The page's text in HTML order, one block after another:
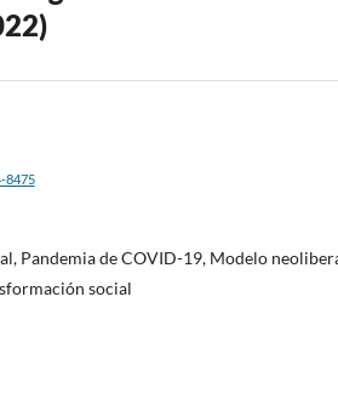
8475
Pandemia de COVID-19, Modelo
social